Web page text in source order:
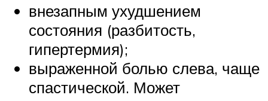
внезапным ухудшением
состояния (разбитость,
гипертермия);
выраженной болью слева, чаще
спастической. Может